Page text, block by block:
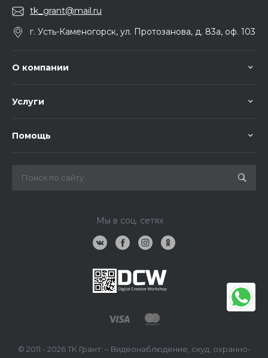
tk_grant@mail.ru
г. Усть-Каменогорск, ул. Протозанова, д. 83а, оф. 103
О компании
Услуги
Помощь
Мы в соц. сетях
© 2011 - 2026 ТК Грант: – Видеонаблюдение, скуд, охранно-